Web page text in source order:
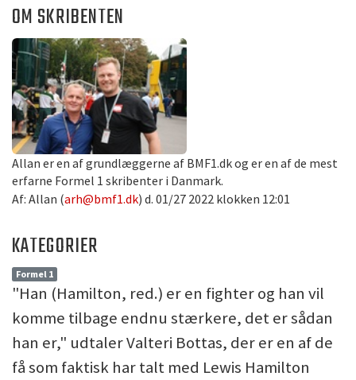
OM SKRIBENTEN
Allan er en af grundlæggerne af BMF1.dk og er en af de mest
erfarne Formel 1 skribenter i Danmark.
Af: Allan (arh@bmf1.dk) d. 01/27 2022 klokken 12:01
KATEGORIER
Formel 1
"Han (Hamilton, red.) er en fighter og han vil
komme tilbage endnu stærkere, det er sådan
han er," udtaler Valteri Bottas, der er en af de
få som faktisk har talt med Lewis Hamilton